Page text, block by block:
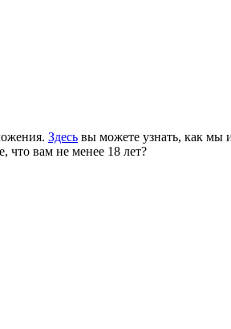
Здесь вы можете узнать, как мы
что вам не менее 18 лет?